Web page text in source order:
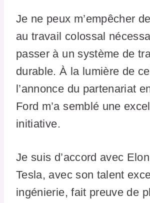
Je ne peux m’empêcher
au travail colossal
passer à un système de
durable. À la lumière de
l’annonce du partenariat
Ford m’a semblé une
initiative.
Je suis d’accord avec
Tesla, avec son talent
ingénierie, fait preuve de